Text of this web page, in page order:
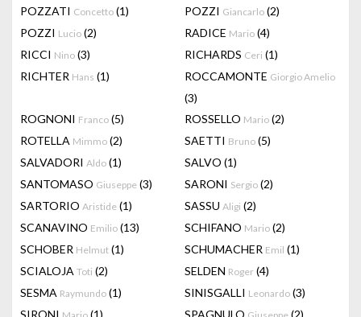
POZZATI Concetto (1) POZZI Giancarlo (2)
POZZI Lucio (2) RADICE Mario (4)
RICCI Nino (3) RICHARDS Ceri (1)
RICHTER Hans (1) ROCCAMONTE Giorgio Amelio
(3)
ROGNONI Franco (5) ROSSELLO Mario (2)
ROTELLA Mimmo (2) SAETTI Bruno (5)
SALVADORI Aldo (1) SALVO (1)
SANTOMASO Giuseppe (3) SARONI Sergio (2)
SARTORIO Aristide (1) SASSU Aligi (2)
SCANAVINO Emilio (13) SCHIFANO Mario (2)
SCHOBER Helmut (1) SCHUMACHER Emil (1)
SCIALOJA Toti (2) SELDEN Roger (4)
SESMA Raymundo (1) SINISGALLI Leonardo (3)
SIRONI
(1) SPAGNULO
(2)